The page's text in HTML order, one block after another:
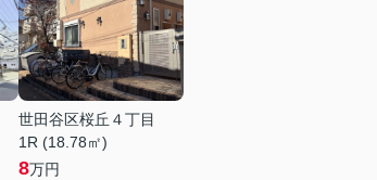
世田谷区桜丘４丁目
1R (18.78㎡)
8万円